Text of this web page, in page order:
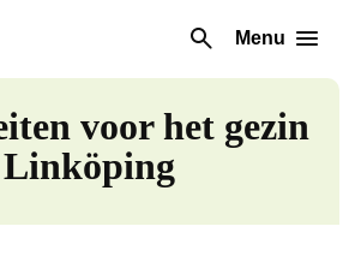
Menu
voor het gezin
30 sek